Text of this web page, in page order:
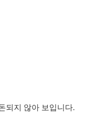
되지 않아 보입니다.